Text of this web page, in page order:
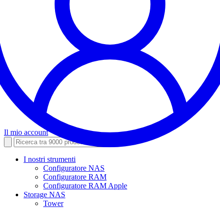
Il mio account
I nostri strumenti
Configuratore NAS
Configuratore RAM
Configuratore RAM Apple
Storage NAS
Tower